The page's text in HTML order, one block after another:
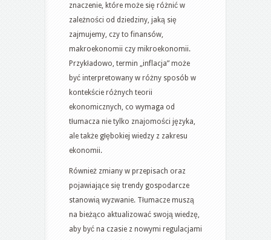
znaczenie, które może się różnić w
zależności od dziedziny, jaką się
zajmujemy, czy to finansów,
makroekonomii czy mikroekonomii.
Przykładowo, termin „inflacja” może
być interpretowany w różny sposób w
kontekście różnych teorii
ekonomicznych, co wymaga od
tłumacza nie tylko znajomości języka,
ale także głębokiej wiedzy z zakresu
ekonomii.
Również zmiany w przepisach oraz
pojawiające się trendy gospodarcze
stanowią wyzwanie. Tłumacze muszą
na bieżąco aktualizować swoją wiedzę,
aby być na czasie z nowymi regulacjami